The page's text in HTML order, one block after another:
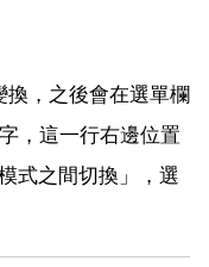
，之後會在選單欄
，這一行右邊位置
式之間切換」，選